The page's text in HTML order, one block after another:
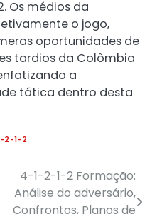
Os médios da
o jogo,
oportunidades de
tardios da Colômbia
a
tática dentro desta
2-1-2
4-1-2-1-2 Formação:
Análise do adversário,
Confrontos, Planos de